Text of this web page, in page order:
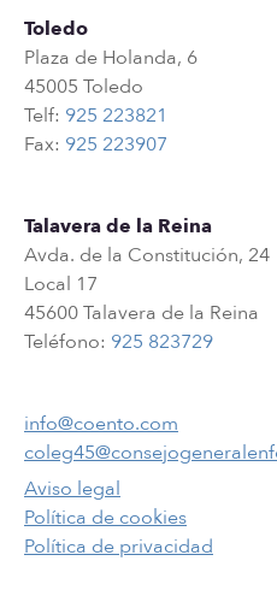
Toledo
Plaza de Holanda, 6
45005 Toledo
Telf: 925 223821
Fax: 925 223907
Talavera de la Reina
Avda. de la Constitución, 24
Local 17
45600 Talavera de la Reina
Teléfono: 925 823729
info@coento.com
Aviso legal
Política de cookies
Política de privacidad